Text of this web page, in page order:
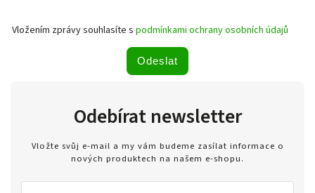
Vložením zprávy souhlasíte s podmínkami ochrany osobních údajů
Odeslat
Odebírat newsletter
Vložte svůj e-mail a my vám budeme zasílat informace o
nových produktech na našem e-shopu.